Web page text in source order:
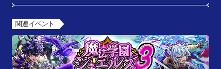
関連イベント